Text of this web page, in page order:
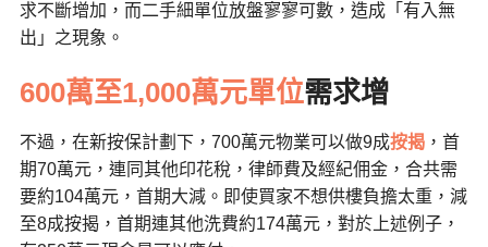
求不斷增加，而二手細單位放盤寥寥可數，造成「有入無
出」之現象。
600萬至1,000萬元單位需求增
不過，在新按保計劃下，700萬元物業可以做9成按揭，首
期70萬元，連同其他印花稅，律師費及經紀佣金，合共需
要約104萬元，首期大減。即使買家不想供樓負擔太重，減
至8成按揭，首期連其他洗費約174萬元，對於上述例子，